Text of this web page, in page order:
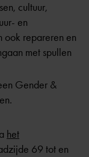
cultuur,
en
ook repareren en
met spullen
Gender &
het
69 tot en